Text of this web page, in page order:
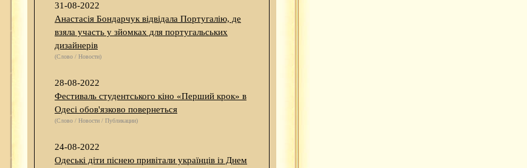
31-08-2022
Анастасія Бондарчук відвідала Португалію, де
взяла участь у зйомках для португальських
дизайнерів
(Слово / Новости)
28-08-2022
Фестиваль студентського кіно «Перший крок» в
Одесі обов'язково повернеться
(Слово / Новости / Публикации)
24-08-2022
Одеські діти піснею привітали українців із Днем